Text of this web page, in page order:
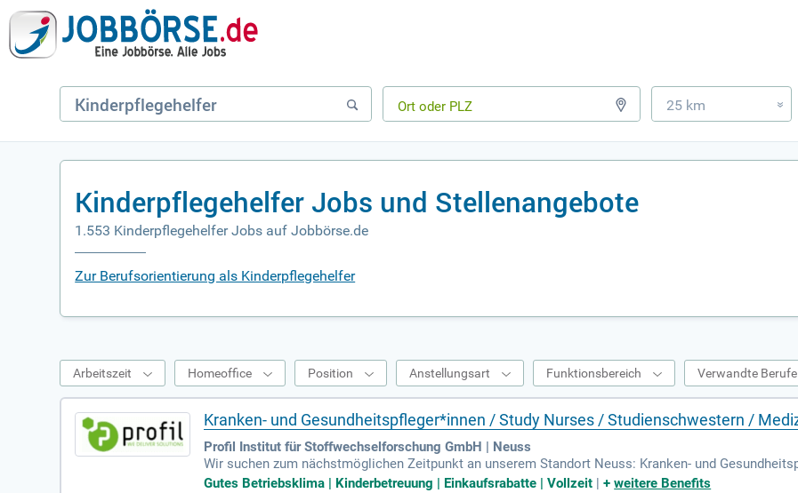
25 km »
Kinderpflegehelfer Jobs und Stellenangebote
1.553 Kinderpflegehelfer Jobs auf Jobbörse.de
Zur Berufsorientierung als Kinderpflegehelfer
Arbeitszeit Homeoffice Position Anstellungsart Funktionsbereich Verwandte Berufe
Kranken- und Gesundheitspfleger*innen / Study Nurses / Studienschwestern /
Profil Institut für Stoffwechselforschung GmbH | Neuss
Wir suchen zum nächstmöglichen Zeitpunkt an unserem Standort Neuss: Kranken- und
western / Medizinische Fachangestellte (m/w/d). (20 bis 38,5 Wochenstunden).
Gutes Betriebsklima | Kinderbetreuung | Einkaufsrabatte | Vollzeit |+weitere Benefits